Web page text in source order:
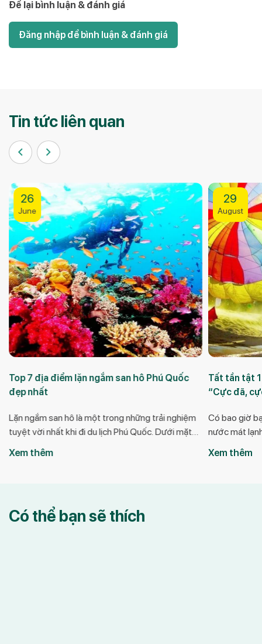
Để lại bình luận & đánh giá
Đăng nhập để bình luận & đánh giá
Tin tức liên quan
26
June
Top 7 địa điểm lặn ngắm san hô Phú Quốc
đẹp nhất
Lặn ngắm san hô là một trong những trải nghiệm
tuyệt vời nhất khi đi du lịch Phú Quốc. Dưới mặt
nước trong xanh, thế giới san hô đầy màu sắc với
hình dáng độc đáo đang chờ đón bạn. Sau đây,
Xem thêm
29
August
Tất tần tật
“Cực đã,
Có bao giờ
nước mát
dưới đôi
thành hiện
Xem thêm
Có thể bạn sẽ thích